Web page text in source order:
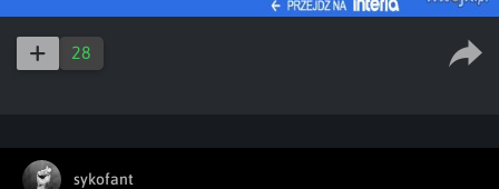
28
sykofant